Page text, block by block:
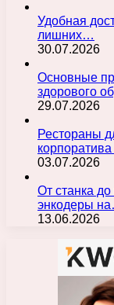
Удобная
лишних…
30.07.2026
Основные
здорового
29.07.2026
Рестораны
03.07.2026
От станка
энкодеры
13.06.2026